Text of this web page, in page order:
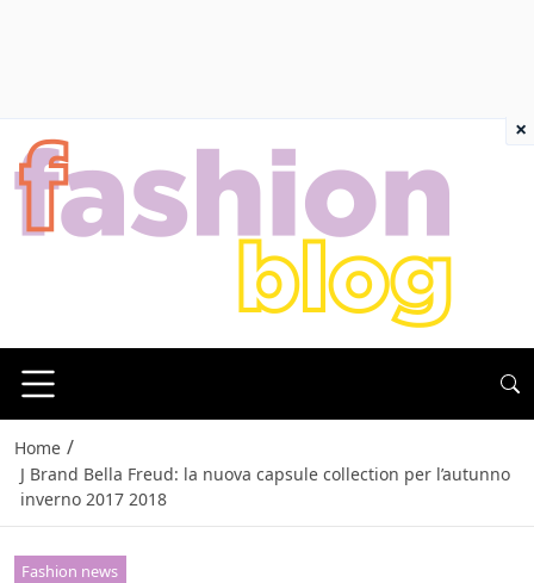
Home /
J Brand Bella Freud: la nuova capsule collection per l’autunno
inverno 2017 2018
Fashion news
×